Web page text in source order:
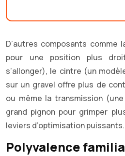
D’autres composants comme
pour une position plus
s’allonger), le cintre (un
sur un gravel offre plus de
ou même la transmission
grand pignon pour grimper
leviers d’optimisation puissants.
Polyvalence